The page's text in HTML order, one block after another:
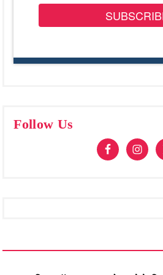
Follow Us